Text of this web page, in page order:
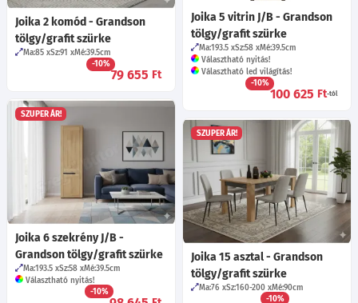
Joika 5 vitrin J/B - Grandson
tölgy/grafit szürke
Ma:193.5 Sz:58 Mé:39.5cm
Választható nyitás!
Választható led világítás!
-10%
100 625 Ft-tól
Joika 2 komód - Grandson
tölgy/grafit szürke
Ma:85 Sz:91 Mé:39.5cm
-10%
79 655 Ft
SZUPER ÁR!
Joika 6 szekrény J/B -
Grandson tölgy/grafit szürke
Ma:193.5 Sz:58 Mé:39.5cm
Választható nyitás!
-10%
SZUPER ÁR!
Joika 15 asztal - Grandson
tölgy/grafit szürke
Ma:76 Sz:160-200 Mé:90cm
-10%